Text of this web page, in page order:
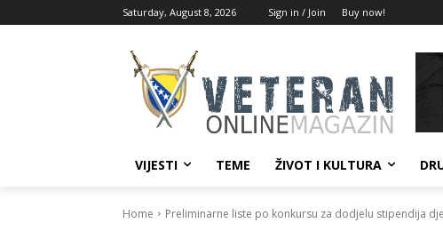
Saturday, August 8, 2026 Sign in / Join Buy now!
VIJESTI TEME ŽIVOT I KULTURA
Home Preliminarne liste po konkursu za dodjelu stipendija